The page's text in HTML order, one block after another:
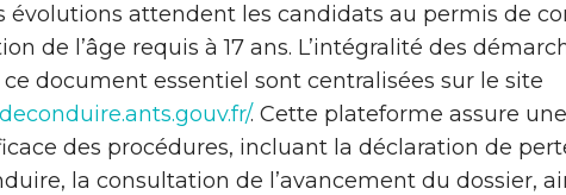
évolutions attendent les candidats au permis de
de l’âge requis à 17 ans. L’intégralité des
ce document essentiel sont centralisées sur le site
. Cette plateforme assure
des procédures, incluant la déclaration de
la consultation de l’avancement du dossier,